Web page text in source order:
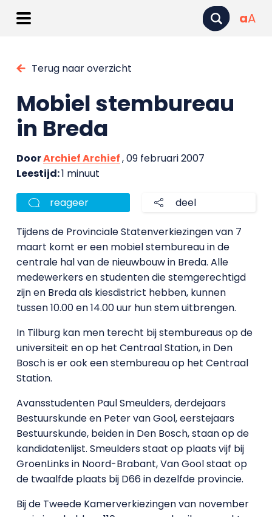
aA
Terug naar overzicht
Mobiel stembureau
in Breda
DoorArchief Archief, 09 februari 2007
Leestijd:1 minuut
reageer deel
Tijdens de Provinciale Statenverkiezingen van 7
maart komt er een mobiel stembureau in de
centrale hal van de nieuwbouw in Breda. Alle
medewerkers en studenten die stemgerechtigd
zijn en Breda als kiesdistrict hebben, kunnen
tussen 10.00 en 14.00 uur hun stem uitbrengen.
In Tilburg kan men terecht bij stembureaus op de
universiteit en op het Centraal Station, in Den
Bosch is er ook een stembureau op het Centraal
Station.
Avansstudenten Paul Smeulders, derdejaars
Bestuurskunde en Peter van Gool, eerstejaars
Bestuurskunde, beiden in Den Bosch, staan op de
kandidatenlijst. Smeulders staat op plaats vijf bij
GroenLinks in Noord-Brabant, Van Gool staat op
de twaalfde plaats bij D66 in dezelfde provincie.
Bij de Tweede Kamerverkiezingen van november